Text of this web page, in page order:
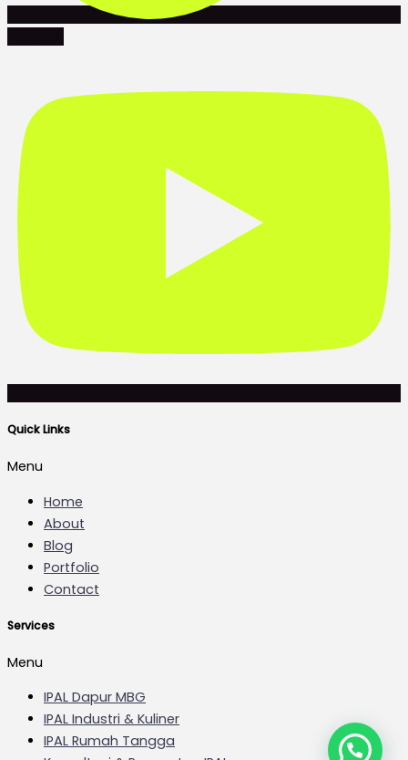
Quick Links
Menu
Home
About
Blog
Portfolio
Contact
Services
Menu
IPAL Dapur MBG
IPAL Industri & Kuliner
IPAL Rumah Tangga